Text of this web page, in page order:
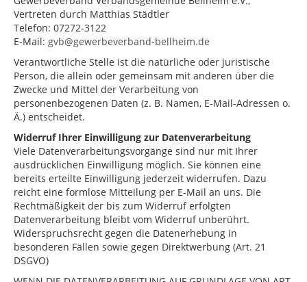
Vertreten durch Matthias Städtler
Telefon: 07272-3122
E-Mail: gvb@gewerbeverband-bellheim.de
Verantwortliche Stelle ist die natürliche oder juristische
Person, die allein oder gemeinsam mit anderen über die
Zwecke und Mittel der Verarbeitung von
personenbezogenen Daten (z. B. Namen, E-Mail-Adressen o.
Ä.) entscheidet.
Widerruf Ihrer Einwilligung zur Datenverarbeitung
Viele Datenverarbeitungsvorgänge sind nur mit Ihrer
ausdrücklichen Einwilligung möglich. Sie können eine
bereits erteilte Einwilligung jederzeit widerrufen. Dazu
reicht eine formlose Mitteilung per E-Mail an uns. Die
Rechtmäßigkeit der bis zum Widerruf erfolgten
Datenverarbeitung bleibt vom Widerruf unberührt.
Widerspruchsrecht gegen die Datenerhebung in
besonderen Fällen sowie gegen Direktwerbung (Art. 21
DSGVO)